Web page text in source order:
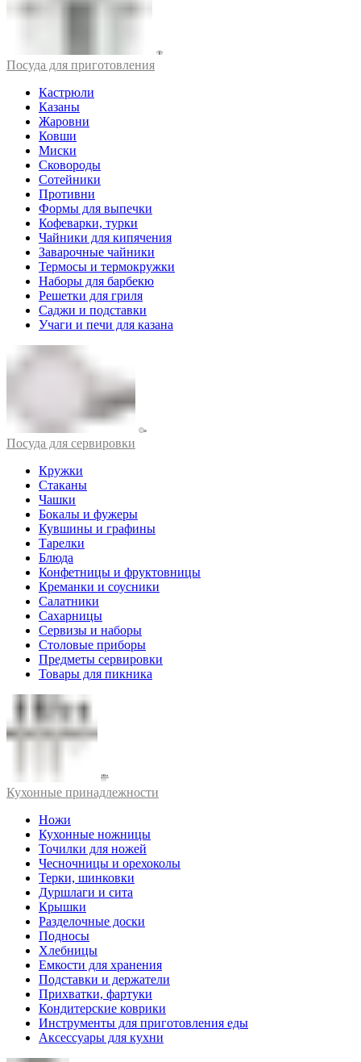
Посуда для приготовления
Кастрюли
Казаны
Жаровни
Ковши
Миски
Сковороды
Сотейники
Противни
Формы для выпечки
Кофеварки, турки
Чайники для кипячения
Заварочные чайники
Термосы и термокружки
Наборы для барбекю
Решетки для гриля
Саджи и подставки
Учаги и печи для казана
Посуда для сервировки
Кружки
Стаканы
Чашки
Бокалы и фужеры
Кувшины и графины
Тарелки
Блюда
Конфетницы и фруктовницы
Креманки и соусники
Салатники
Сахарницы
Сервизы и наборы
Столовые приборы
Предметы сервировки
Товары для пикника
Кухонные принадлежности
Ножи
Кухонные ножницы
Точилки для ножей
Чесночницы и орехоколы
Терки, шинковки
Дуршлаги и сита
Крышки
Разделочные доски
Подносы
Хлебницы
Емкости для хранения
Подставки и держатели
Прихватки, фартуки
Кондитерские коврики
Инструменты для приготовления еды
Аксессуары для кухни